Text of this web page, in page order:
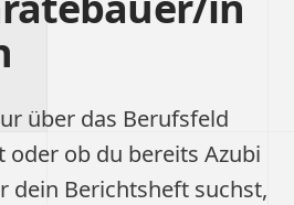
über das Berufsfeld
ob du bereits Azubi
dein Berichtsheft suchst,